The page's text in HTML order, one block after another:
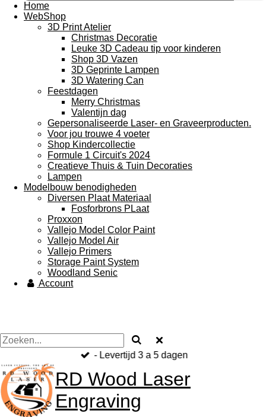
Home
WebShop
3D Print Atelier
Christmas Decoratie
Leuke 3D Cadeau tip voor kinderen
Shop 3D Vazen
3D Geprinte Lampen
3D Watering Can
Feestdagen
Merry Christmas
Valentijn dag
Gepersonaliseerde Laser- en Graveerproducten.
Voor jou trouwe 4 voeter
Shop Kindercollectie
Formule 1 Circuit's 2024
Creatieve Thuis & Tuin Decoraties
Lampen
Modelbouw benodigheden
Diversen Plaat Materiaal
Fosforbrons PLaat
Proxxon
Vallejo Model Color Paint
Vallejo Model Air
Vallejo Primers
Storage Paint System
Woodland Senic
Account
- Levertijd 3 a 5 dagen
RD Wood Laser
Engraving